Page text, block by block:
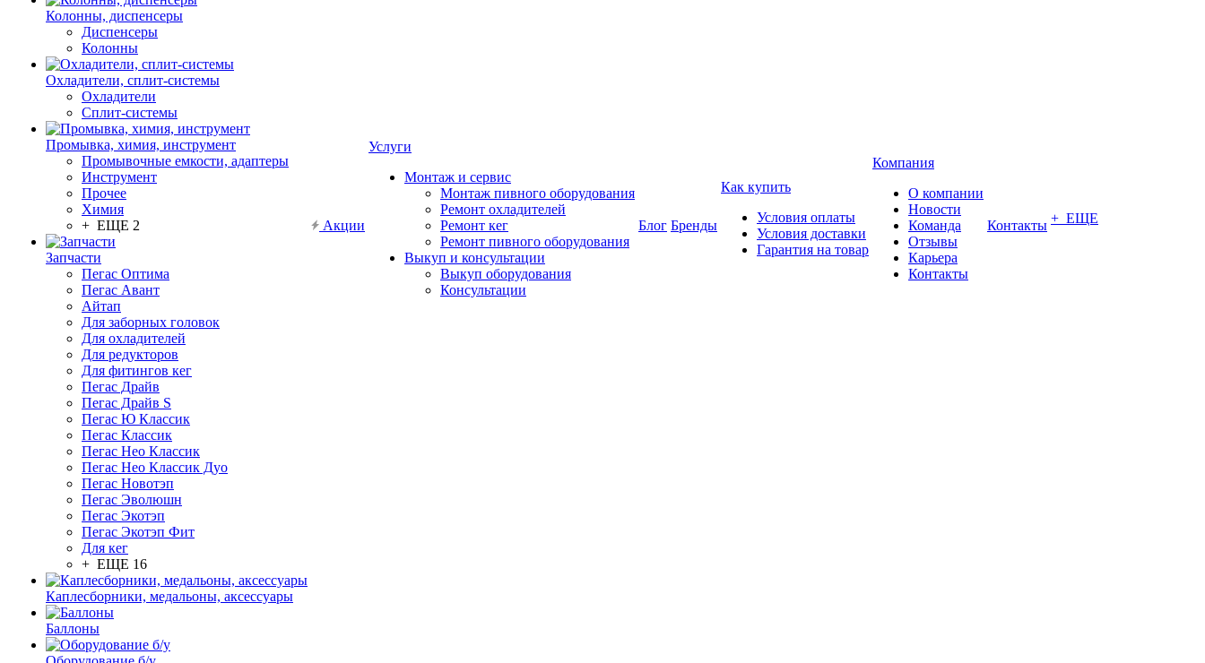
Колонны, диспенсеры
Диспенсеры
Колонны
Охладители, сплит-системы
Охладители
Сплит-системы
Промывка, химия, инструмент
Промывочные емкости, адаптеры
Инструмент
Прочее
Химия
+ ЕЩЕ 2
Запчасти
Пегас Оптима
Пегас Авант
Айтап
Для заборных головок
Для охладителей
Для редукторов
Для фитингов кег
Пегас Драйв
Пегас Драйв S
Пегас Ю Классик
Пегас Классик
Пегас Нео Классик
Пегас Нео Классик Дуо
Пегас Новотэп
Пегас Эволюшн
Пегас Экотэп
Пегас Экотэп Фит
Для кег
+ ЕЩЕ 16
Каплесборники, медальоны, аксессуары
Баллоны
Акции
Услуги
Монтаж и сервис
Монтаж пивного оборудования
Ремонт охладителей
Ремонт кег
Ремонт пивного оборудования
Выкуп и консультации
Выкуп оборудования
Консультации
Блог Бренды
Как купить
Условия оплаты
Условия доставки
Гарантия на товар
Компания
О компании
Новости
Команда
Отзывы
Карьера
Контакты
Контакты + ЕЩЕ